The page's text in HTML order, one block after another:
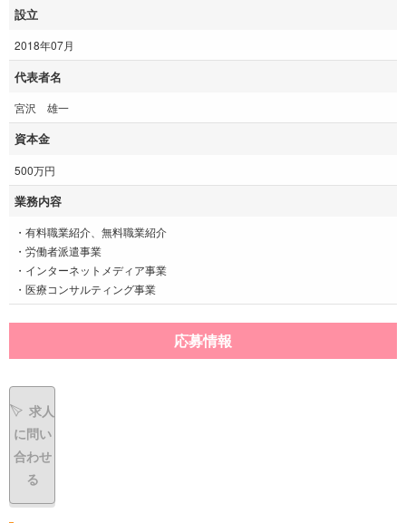
設立
2018年07月
代表者名
宮沢 雄一
資本金
500万円
業務内容
・有料職業紹介、無料職業紹介
・労働者派遣事業
・インターネットメディア事業
・医療コンサルティング事業
応募情報
求人
に問い
合わせ
る